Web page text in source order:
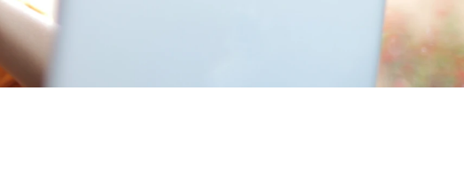
Events & Promotion
Personalmarketing